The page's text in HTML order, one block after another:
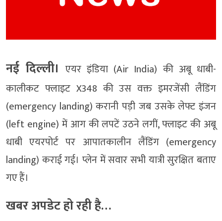
नई दिल्ली। एयर इंडिया (Air India) की अबू धाबी-
कालीकट फ्लाइट X348 की उस वक्त इमरजेंसी लैंडिंग
(emergency landing) करानी पड़ी जब उसके लेफ्ट इंजन
(left engine) में आग की लपटें उठने लगीं, फ्लाइट की अबू
धाबी एयरपोर्ट पर आपातकालीन लैंडिंग (emergency
landing) कराई गई। प्लेन में सवार सभी यात्री सुरक्षित बताए
गए हैं।
खबर अपडेट हो रही है…